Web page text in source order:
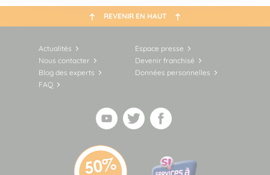
REVENIR EN HAUT
Actualités
Espace presse
Nous contacter
Devenir franchisé
Blog des experts
Données personnelles
FAQ